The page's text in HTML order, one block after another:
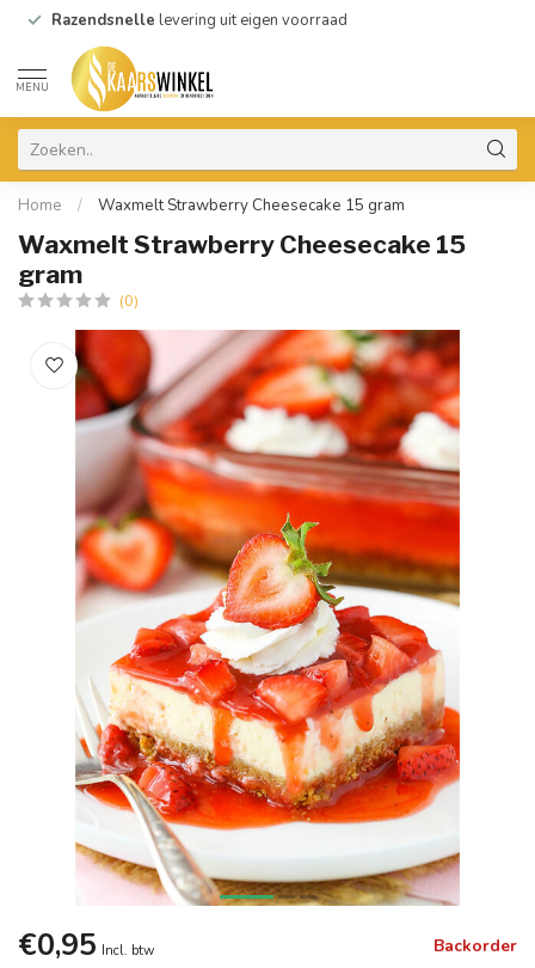
Razendsnelle levering uit eigen voorraad
MENU
Home / Waxmelt Strawberry Cheesecake 15 gram
Waxmelt Strawberry Cheesecake 15
gram
(0)
€0,95 Incl. btw Backorder